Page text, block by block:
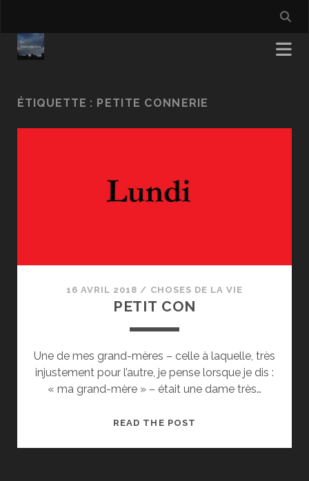
ÉTIQUETTE : PETITE CONNERIE
16 AVRIL 2018 / CHOSES DE LA VIE
PETIT CON
Une de mes grand-mères – celle à laquelle, très
injustement pour l’autre, je pense lorsque je dis :
« ma grand-mère » – était une dame très…
READ THE POST